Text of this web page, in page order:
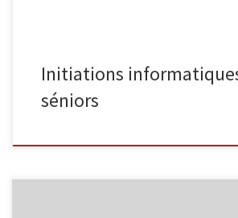
Initiations
séniors